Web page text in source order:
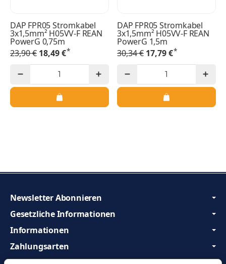
DAP FPR05 Stromkabel
3x1,5mm² H05VV-F REAN
PowerG 0,75m
23,90 € 18,49 €*
DAP FPR05 Stromkabel
3x1,5mm² H05VV-F REAN
PowerG 1,5m
30,34 € 17,79 €*
Gesetzliche Informationen
Informationen
Zahlungsarten
Newsletter Abonnieren